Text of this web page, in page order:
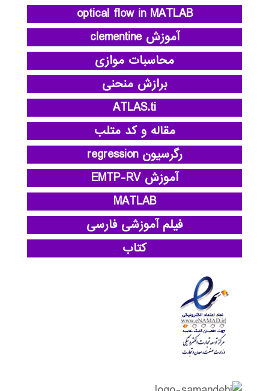
optical flow in MATLAB
آموزش clementine
محاسبات موازی
برازش منحنی
ATLAS.ti
مقاله و کد متلب
رگرسیون regression
آموزش EMTP-RV
MATLAB
فیلم آموزشی فارسی
کتاب